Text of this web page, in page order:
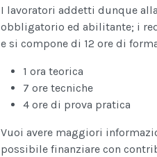
I lavoratori addetti dunque
obbligatorio ed abilitante; i
e si compone di 12 ore di
1 ora teorica
7 ore tecniche
4 ore di prova pratica
Vuoi avere maggiori
possibile finanziare con